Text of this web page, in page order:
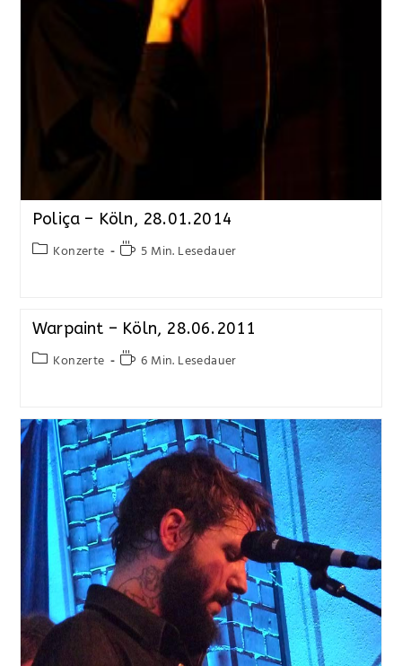
Poliça – Köln, 28.01.2014
Konzerte 5 Min. Lesedauer
Warpaint – Köln, 28.06.2011
Konzerte 6 Min. Lesedauer